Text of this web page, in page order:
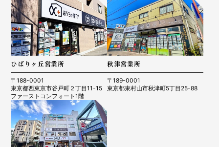
ひばりヶ丘営業所
〒188-0001
東京都西東京市谷戸町２丁目11-15
ファーストコンフォート1階
秋津営業所
〒189-0001
東京都東村山市秋津町5丁目25-88